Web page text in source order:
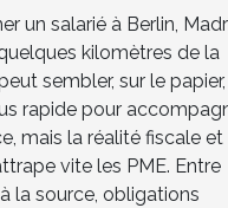
un salarié à Berlin,
kilomètres de la
sembler, sur le
rapide pour
mais la réalité fiscale et
vite les PME. Entre
la source, obligations